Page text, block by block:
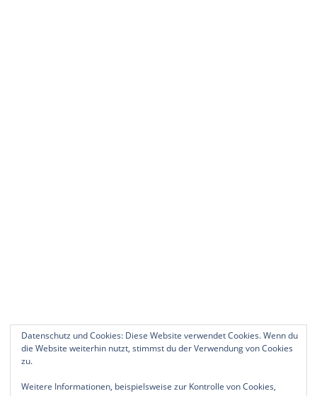
Datenschutz und Cookies: Diese Website verwendet Cookies. Wenn du
die Website weiterhin nutzt, stimmst du der Verwendung von Cookies
zu.
Weitere Informationen, beispielsweise zur Kontrolle von Cookies,